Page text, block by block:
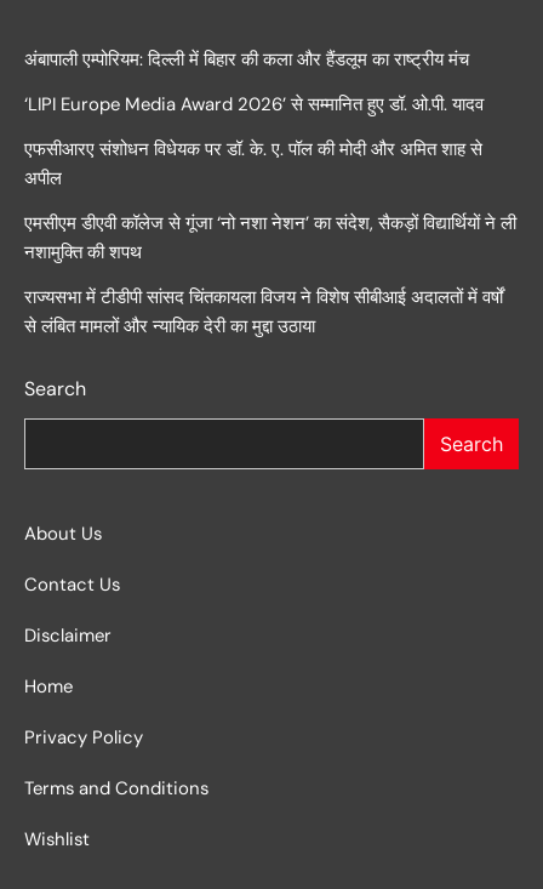
अंबापाली एम्पोरियम: दिल्ली में बिहार की कला और हैंडलूम का राष्ट्रीय मंच
‘LIPI Europe Media Award 2026’ से सम्मानित हुए डॉ. ओ.पी. यादव
एफसीआरए संशोधन विधेयक पर डॉ. के. ए. पॉल की मोदी और अमित शाह से
अपील
एमसीएम डीएवी कॉलेज से गूंजा ‘नो नशा नेशन’ का संदेश, सैकड़ों विद्यार्थियों ने ली
नशामुक्ति की शपथ
राज्यसभा में टीडीपी सांसद चिंतकायला विजय ने विशेष सीबीआई अदालतों में वर्षों
से लंबित मामलों और न्यायिक देरी का मुद्दा उठाया
Search
Search
About Us
Contact Us
Disclaimer
Home
Privacy Policy
Terms and Conditions
Wishlist